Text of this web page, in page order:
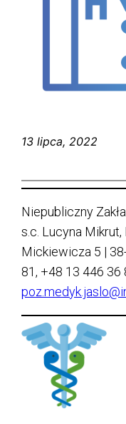
13 lipca, 2022
Niepubliczny
s.c. Lucyna
Mickiewicza 5 |
81, +48 13 446 36